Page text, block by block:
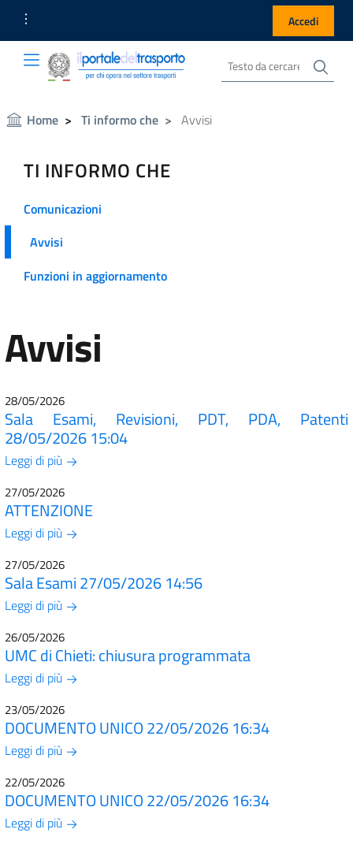
Link Utili Accedi
Portale del Trasporto
Portale del Trasporto Cerca nel sito
Home Ti informo che Avvisi
TI INFORMO CHE
Comunicazioni
Avvisi
Funzioni in aggiornamento
Avvisi
28/05/2026
Sala Esami, Revisioni, PDT, PDA, Patenti
28/05/2026 15:04
Leggi di più
27/05/2026
ATTENZIONE
Leggi di più
27/05/2026
Sala Esami 27/05/2026 14:56
Leggi di più
26/05/2026
UMC di Chieti: chiusura programmata
Leggi di più
23/05/2026
DOCUMENTO UNICO 22/05/2026 16:34
Leggi di più
22/05/2026
DOCUMENTO UNICO 22/05/2026 16:34
Leggi di più